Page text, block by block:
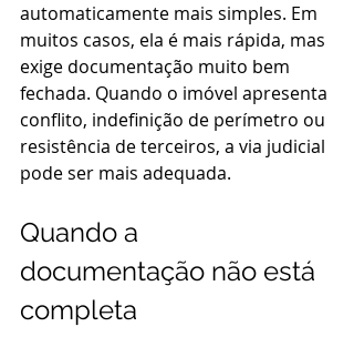
automaticamente mais simples. Em
muitos casos, ela é mais rápida, mas
exige documentação muito bem
fechada. Quando o imóvel apresenta
conflito, indefinição de perímetro ou
resistência de terceiros, a via judicial
pode ser mais adequada.
Quando a
documentação não está
completa